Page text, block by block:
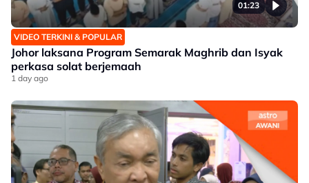
01:23
VIDEO TERKINI & POPULAR
Johor laksana Program Semarak Maghrib dan Isyak
perkasa solat berjemaah
1 day ago